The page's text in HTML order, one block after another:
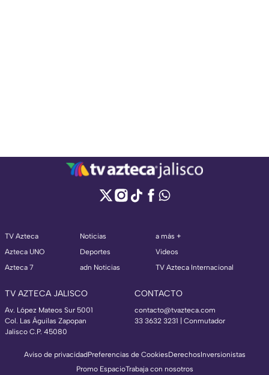
TV Azteca
Azteca UNO
Azteca 7
Noticias
Deportes
adn Noticias
a más +
Videos
TV Azteca Internacional
TV AZTECA JALISCO
Av. López Mateos Sur 5001
Col. Las Águilas Zapopan
Jalisco C.P. 45080
CONTACTO
contacto@tvazteca.com
33 3632 3231 | Conmutador
Aviso de privacidadPreferencias de CookiesDerechosInversionistas
Promo EspacioTrabaja con nosotros